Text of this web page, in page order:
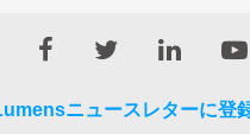
Lumensニュースレターに登